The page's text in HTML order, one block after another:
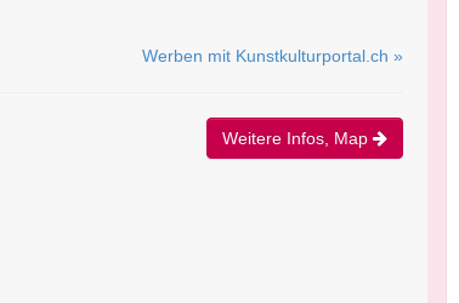
Werben mit Kunstkulturportal.ch »
Weitere Infos, Map